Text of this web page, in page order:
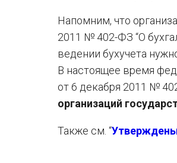
Напомним, что
2011 № 402-ФЗ “О
ведении бухучета
В настоящее время
от 6 декабря 2011 №
организаций
Также см. “